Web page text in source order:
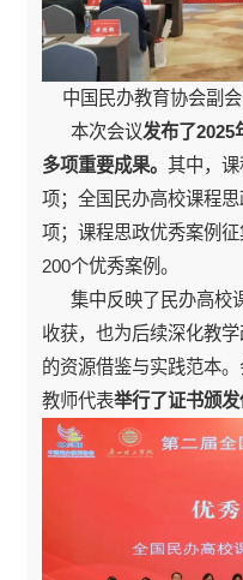
中国民办教育协会副
本次会议发布了2025
多项重要成果。其中，
项；全国民办高校课程
项；课程思政优秀案例
200个优秀案例。
集中反映了民办高校
收获，也为后续深化教
的资源借鉴与实践范本
教师代表举行了证书颁